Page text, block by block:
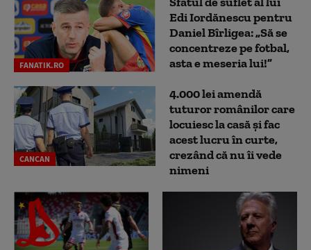
FANATIK.RO
Edi Iordănescu pentru
Daniel Bîrligea: „Să se
concentreze pe fotbal,
asta e meseria lui!”
CANCAN
4.000 lei amendă
tuturor românilor care
locuiesc la casă și fac
acest lucru în curte,
crezând că nu îi vede
nimeni